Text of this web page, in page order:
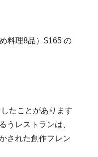
料理8品）$165 の
たことがあります
うレストランは、
された創作フレン